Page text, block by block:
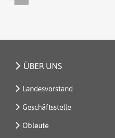
ÜBER UNS
Landesvorstand
Geschäftsstelle
Obleute